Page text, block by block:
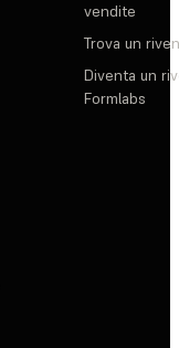
vendite
Trova un
Diventa un
Formlabs